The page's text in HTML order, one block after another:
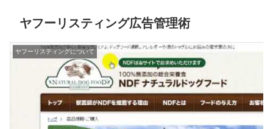
ヤフーリスティング広告管理術
ヤフーリスティングについて